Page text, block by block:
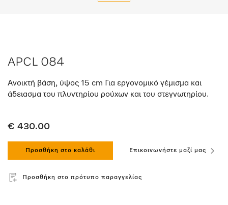
APCL 084
Ανοικτή βάση, ύψος 15 cm Για εργονομικό γέμισμα και
άδειασμα του πλυντηρίου ρούχων και του στεγνωτηρίου.
€ 430.00
Προσθήκη στο καλάθι Επικοινωνήστε μαζί μας
Προσθήκη στο πρότυπο παραγγελίας